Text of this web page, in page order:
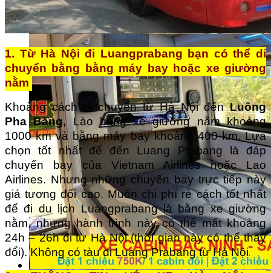
1. Từ Hà Nội đi Luangprabang bạn có thể di
chuyển bằng bằng máy bay hoặc xe giường
nằm
Khoảng cách di chuyển từ Hà Nội đếnLuông
Pha Băng,Lào bằng xe giường nằm khoảng
1000 km và bằng máy bay khoảng 400 km. Lựa
chọn tốt nhất để đến Luang Prabang là đáp
chuyến bay của Vietnam Airlines hoặc Lao
Airlines. Nhưng những chuyến bay trực tiếp này
giá tương đối cao. Muốn chi phí rẻ cách tốt nhất
để đi du lịch Luangprabang là bằng xe giường
nằm, nhưng hành trình này có thể mất khoảng
24h – 26h đi từ Hà Nội (thời gian này có thể thay
đổi). Không có tàu đi Luang Prabang từ Hà Nội.